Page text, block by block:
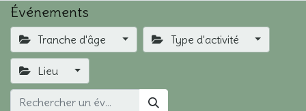
Événements
Tranche d'âge Type d'activité
Lieu